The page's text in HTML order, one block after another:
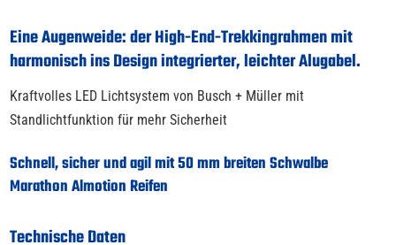
Eine Augenweide: der High-End-Trekkingrahmen mit
harmonisch ins Design integrierter, leichter Alugabel.
Kraftvolles LED Lichtsystem von Busch + Müller mit
Standlichtfunktion für mehr Sicherheit
Schnell, sicher und agil mit 50 mm breiten Schwalbe
Marathon Almotion Reifen
Technische Daten